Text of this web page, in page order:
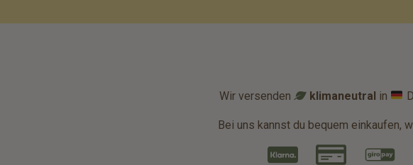
Wir versenden klimaneutral in
Bei uns kannst du bequem einkaufen,